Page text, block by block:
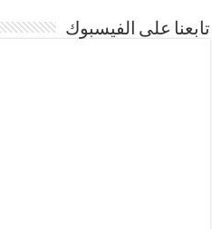
تابعنا على الفيسبوك